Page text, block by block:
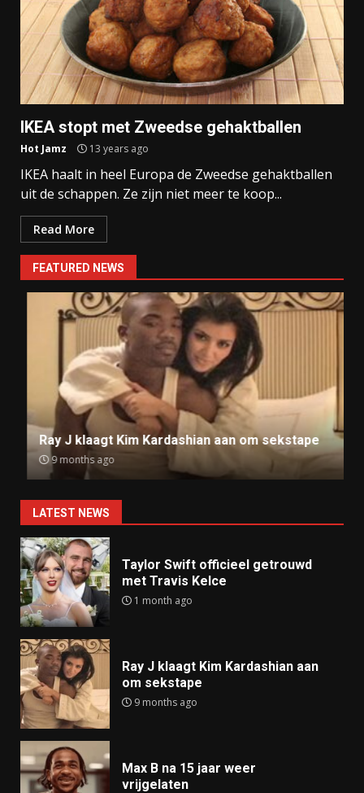
IKEA stopt met Zweedse gehaktballen
Hot Jamz 13 years ago
IKEA haalt in heel Europa de Zweedse gehaktballen
uit de schappen. Ze zijn niet meer te koop...
Read More
FEATURED NEWS
Ray J klaagt Kim Kardashian aan om sekstape
9 months ago
LATEST NEWS
Taylor Swift officieel getrouwd
met Travis Kelce
1 month ago
Ray J klaagt Kim Kardashian aan
om sekstape
9 months ago
Max B na 15 jaar weer
vrijgelaten